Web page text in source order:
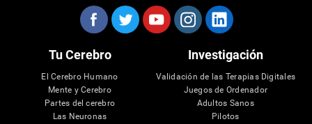
09 junio 2026
Recomiendo este producto
Un excelente herramienta, actividades
extraordinarias, estoy feliz de usarlo, y lo recomiendo
100 de 100.